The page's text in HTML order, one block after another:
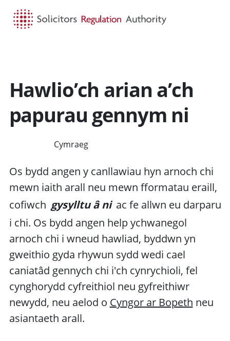
Hawlio’ch arian a’ch
papurau gennym ni
Cymraeg
Os bydd angen y canllawiau hyn arnoch chi
mewn iaith arall neu mewn fformatau eraill,
cofiwch gysylltu â ni ac fe allwn eu darparu
i chi. Os bydd angen help ychwanegol
arnoch chi i wneud hawliad, byddwn yn
gweithio gyda rhywun sydd wedi cael
caniatâd gennych chi i'ch cynrychioli, fel
cynghorydd cyfreithiol neu gyfreithiwr
newydd, neu aelod o Cyngor ar Bopeth neu
asiantaeth arall.